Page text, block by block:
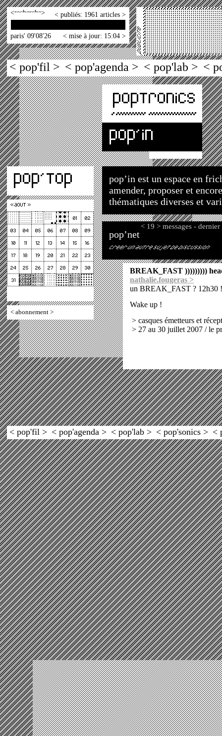
< > < publiés: 1961 articles >
paris' 09'08'26 < mise à jour: 15:04 >
< pop'fil > < pop'agenda > < pop'lab > <
< abonnement >
pop’in est un espace en
amender, proposer et
thématiques diverses et
< 19 > messages -
pop’net
BREAK_FAST )))))))))
nathalie.fougeras >
un BREAK_FAST ? 12h30
Wake up !
> casques émetteurs et
> 27 au 30 juillet 2007 / le
< pop'fil > < pop'agenda > < pop'lab > < pop'sonics > <